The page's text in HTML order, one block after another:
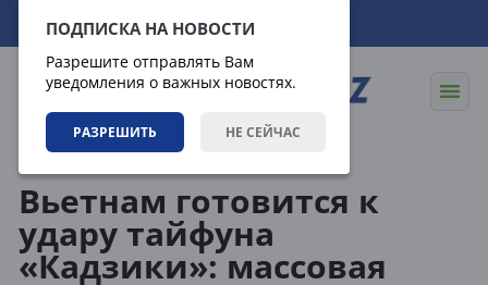
ПОДПИСКА НА НОВОСТИ
Разрешите отправлять Вам
уведомления о важных новостях.
РАЗРЕШИТЬ НЕ СЕЙЧАС
09.08.2026 00:03:10
Вьетнам готовится к
удару тайфуна
«Кадзики»: массовая